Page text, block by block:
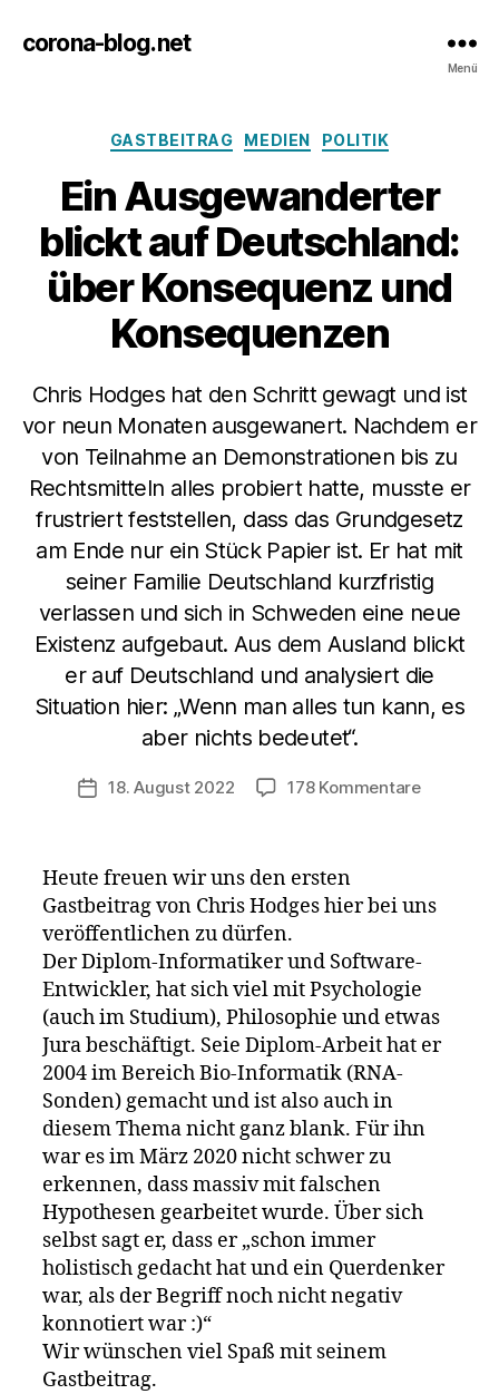
corona-blog.net
Menü
Kategorien
GASTBEITRAG MEDIEN POLITIK
Ein Ausgewanderter
blickt auf Deutschland:
über Konsequenz und
Konsequenzen
Chris Hodges hat den Schritt gewagt und ist
vor neun Monaten ausgewanert. Nachdem er
von Teilnahme an Demonstrationen bis zu
Rechtsmitteln alles probiert hatte, musste er
frustriert feststellen, dass das Grundgesetz
am Ende nur ein Stück Papier ist. Er hat mit
seiner Familie Deutschland kurzfristig
verlassen und sich in Schweden eine neue
Existenz aufgebaut. Aus dem Ausland blickt
er auf Deutschland und analysiert die
Situation hier: „Wenn man alles tun kann, es
aber nichts bedeutet“.
Veröffentlichungsdatum
18. August 2022 178 Kommentarezu
und
Heute freuen wir uns den ersten
Gastbeitrag von Chris Hodges hier bei uns
veröffentlichen zu dürfen.
Der Diplom-Informatiker und Software-
Entwickler, hat sich viel mit Psychologie
(auch im Studium), Philosophie und etwas
Jura beschäftigt. Seie Diplom-Arbeit hat er
2004 im Bereich Bio-Informatik (RNA-
Sonden) gemacht und ist also auch in
diesem Thema nicht ganz blank. Für ihn
war es im März 2020 nicht schwer zu
erkennen, dass massiv mit falschen
Hypothesen gearbeitet wurde. Über sich
selbst sagt er, dass er „schon immer
holistisch gedacht hat und ein Querdenker
war, als der Begriff noch nicht negativ
konnotiert war :)“
Wir wünschen viel Spaß mit seinem
Gastbeitrag.